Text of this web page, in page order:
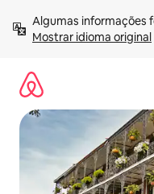
para
Mostrar idioma original